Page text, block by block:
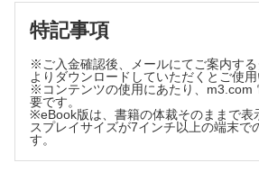
浜地 格】
緋彩，合山 進】
7. 精子機能を標的とするin vivo sgRNAラ
ングの方法論【野口勇貴，鈴木 淳】
第4章 発展的な活⽤事例
【星居孝之】
特記事項
※ご入金確認後、メールにてご案内す
よりダウンロードしていただくとご使用
※コンテンツの使用にあたり、m3.com
要です。
※eBook版は、書籍の体裁そのままで表
スプレイサイズが7インチ以上の端末で
す。